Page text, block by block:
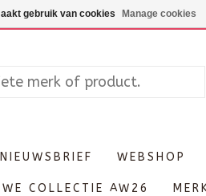
Maandag enkel op
WEBSHOP
COLLECTIE AW26
gebruik van cookies Manage cookies